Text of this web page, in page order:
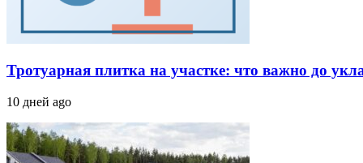
Тротуарная плитка на участке: что важно до
10 дней ago